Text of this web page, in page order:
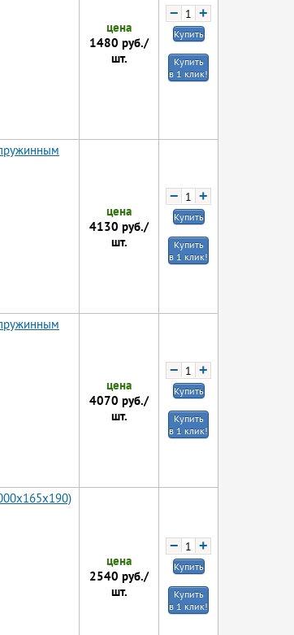
цена
1480 руб./
шт.
− +
Купить
Купить
в 1 клик!
цена
4130 руб./
шт.
− +
Купить
Купить
в 1 клик!
цена
4070 руб./
шт.
− +
Купить
Купить
в 1 клик!
цена
2540 руб./
шт.
− +
Купить
Купить
в 1 клик!